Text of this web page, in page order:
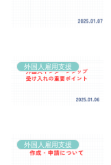
外国人雇用支援
外国人雇用支援